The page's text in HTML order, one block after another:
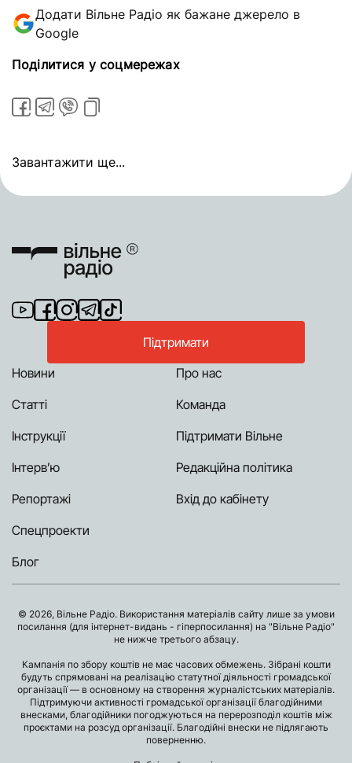
Додати Вільне Радіо як бажане джерело в
Google
Поділитися у соцмережах
Завантажити ще...
Підтримати
Новини
Статті
Інструкції
Інтерв’ю
Репортажі
Спецпроекти
Блог
Про нас
Команда
Підтримати Вільне
Редакційна політика
Вхід до кабінету
© 2026, Вільне Радіо. Використання матеріалів сайту лише за умови
посилання (для інтернет-видань - гіперпосилання) на "Вільне Радіо"
не нижче третього абзацу.
Кампанія по збору коштів не має часових обмежень. Зібрані кошти
будуть спрямовані на реалізацію статутної діяльності громадської
організації — в основному на створення журналістських матеріалів.
Підтримуючи активності громадської організації благодійними
внесками, благодійники погоджуються на перерозподіл коштів між
проєктами на розсуд організації. Благодійні внески не підлягають
поверненню.